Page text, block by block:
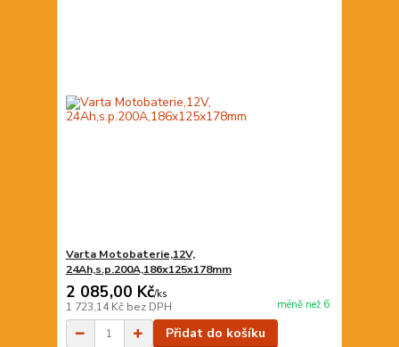
Varta Motobaterie,12V,
24Ah,s.p.200A,186x125x178mm
2 085,00 Kč/ks
1 723,14 Kč bez DPH méně než 6
Přidat do košíku